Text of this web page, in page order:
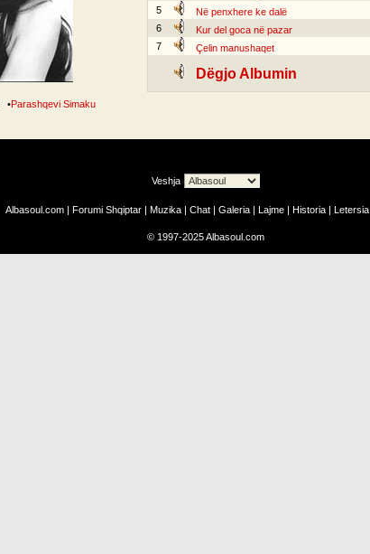
•Parashqevi Simaku
5
Në penxhere ke dalë
6
Kur del goca në pazar
7
Çelin manushaqet
Dëgjo Albumin
Veshja
Albasoul.com | Forumi Shqiptar | Muzika | Chat | Galeria | Lajme | Historia | Letersia
© 1997-2025Albasoul.com